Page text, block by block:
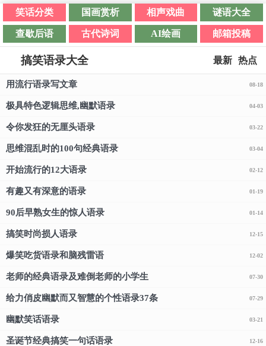
笑话分类 国画赏析 相声戏曲 谜语大全
查歇后语 古代诗词 AI绘画 邮箱投稿
搞笑语录大全 最新 热点
用流行语录写文章 08-18
极具特色逻辑思维,幽默语录 04-03
令你发狂的无厘头语录 03-22
思维混乱时的100句经典语录 03-04
开始流行的12大语录 02-12
有趣又有深意的语录 01-19
90后早熟女生的惊人语录 01-14
搞笑时尚损人语录 12-15
爆笑吃货语录和脑残雷语 12-02
老师的经典语录及难倒老师的小学生 07-30
给力俏皮幽默而又智慧的个性语录37条 07-29
幽默笑话语录 03-21
圣诞节经典搞笑一句话语录 12-16